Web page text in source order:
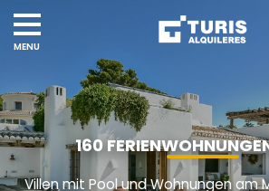
160
Villen mit Pool und Wohnungen am